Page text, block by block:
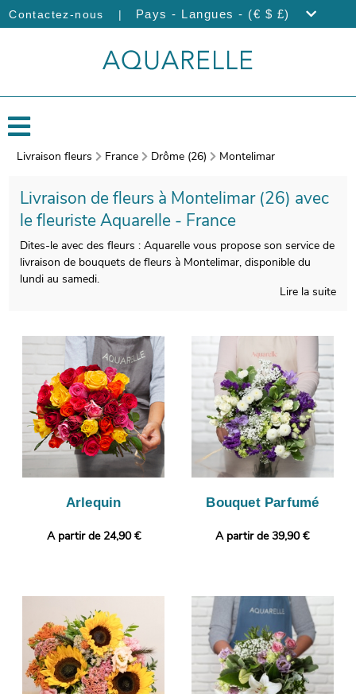
Contactez-nous | Pays - Langues - (€ $ £)
Livraison fleurs France Drôme (26) Montelimar
Livraison de fleurs à Montelimar (26) avec
le fleuriste Aquarelle - France
Dites-le avec des fleurs : Aquarelle vous propose son service de
livraison de bouquets de fleurs à Montelimar, disponible du
lundi au samedi.
indiscutable. Nos artisans photographieront votre bouquet
après sa composition. Vous pourrez recevoir ensuite cette
image de manière à ce que vous puissiez vous assurer que le
bouquet de fleurs qui sera reçu par le destinataire est le même
que celui que vous avez commandé. C’est alors que sera
organisé son envoi à Montelimar. Personnalisez votre cadeau
en joignant gratuitement une photo ou un message
personnalisé.
Lire la suite
Arlequin
A partir de 24,90 €
Bouquet Parfumé
A partir de 39,90 €